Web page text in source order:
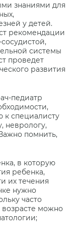
знаниями для
у детей.
рекомендации
системы
проведет
развития
педиатр
к специалисту
неврологу,
помнить,
в которую
ребенка,
их течения
нужно
часто
можно